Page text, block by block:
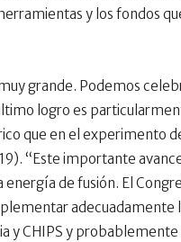
y los fondos
grande. Podemos
logro es
que en el experimento
“Este importante
energía de fusión. El
adecuadamente
y CHIPS y